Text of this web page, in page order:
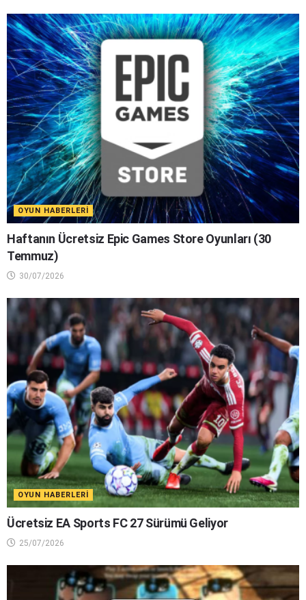
OYUN HABERLERI
Haftanın Ücretsiz Epic Games Store Oyunları (30
Temmuz)
30/07/2026
OYUN HABERLERI
Ücretsiz EA Sports FC 27 Sürümü Geliyor
25/07/2026